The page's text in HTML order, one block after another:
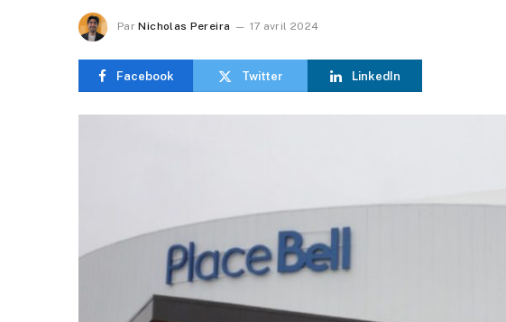
Par Nicholas Pereira 17 avril 2024
Facebook Twitter LinkedIn